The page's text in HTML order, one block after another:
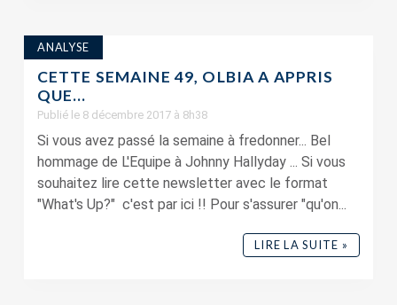
ANALYSE
CETTE SEMAINE 49, OLBIA A APPRIS
QUE…
Publié le 8 décembre 2017 à 8h38
Si vous avez passé la semaine à fredonner... Bel
hommage de L'Equipe à Johnny Hallyday ... Si vous
souhaitez lire cette newsletter avec le format
"What's Up?" c'est par ici !! Pour s'assurer "qu'on...
LIRE LA SUITE »